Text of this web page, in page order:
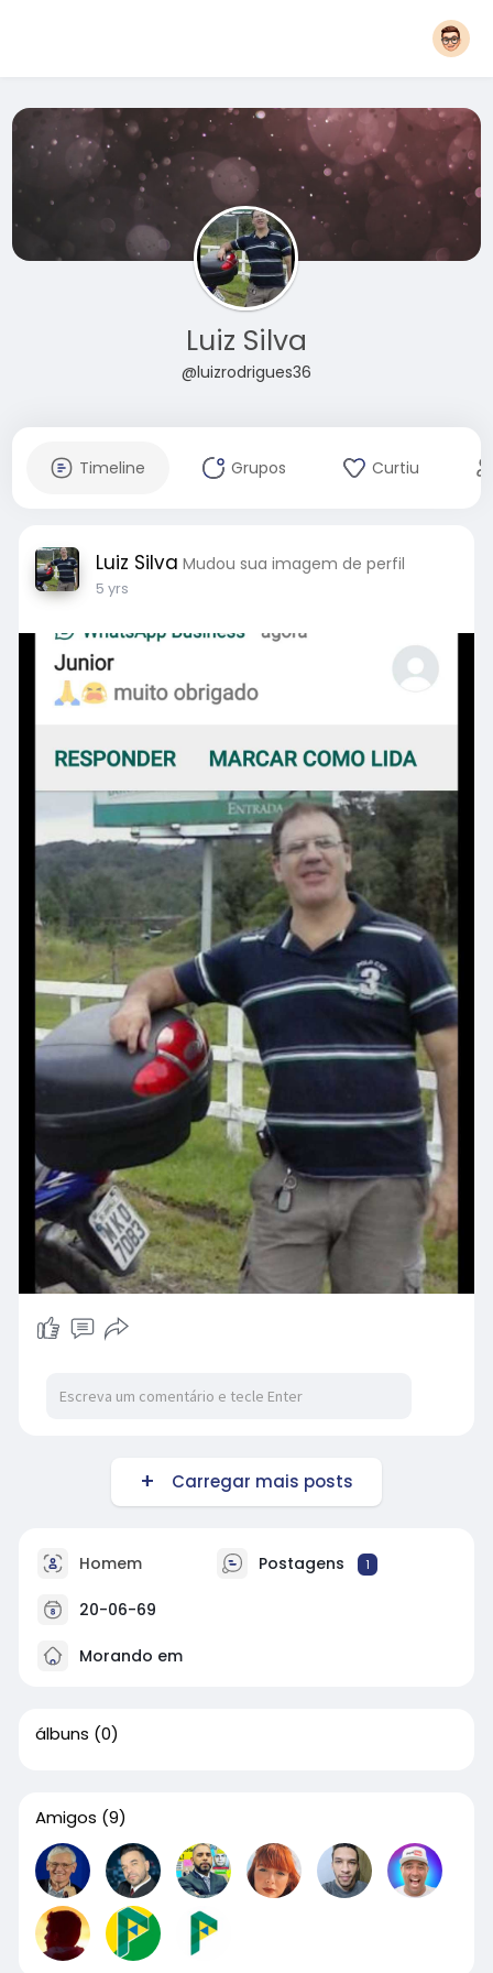
Luiz Silva
@luizrodrigues36
Timeline Grupos Curtiu
Luiz Silva Mudou sua imagem de perfil
5 yrs
Carregar mais posts
Homem Postagens 1
20-06-69
Morando em
álbuns (0)
Amigos (9)